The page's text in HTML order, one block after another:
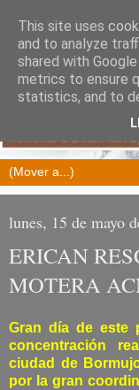
lunes, 15 de mayo
ERICAN
MOTERA
Gran día de este
concentración
ciudad de
por la gran
This site uses
and to analyze
shared with
metrics to ensure
statistics, and to